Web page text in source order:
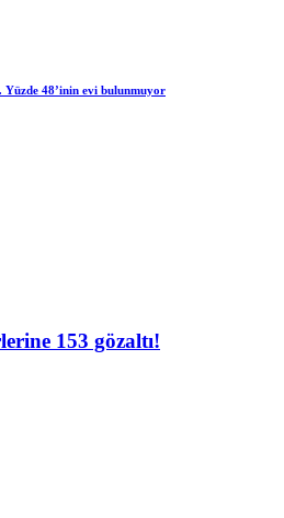
48’inin evi bulunmuyor
153 gözaltı!